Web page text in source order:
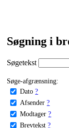
Søgning i
Søgetekst
Søge-afgrænsning:
Dato ?
Afsender ?
Modtager ?
Brevtekst ?